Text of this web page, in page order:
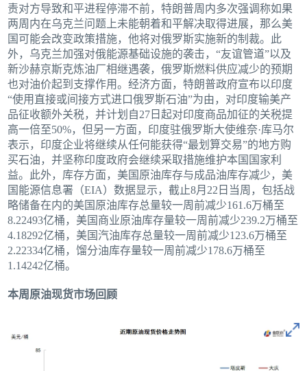
责对方导致和平进程停滞不前，特朗普周内多次强调称如果
两周内在乌克兰问题上未能朝着和平解决取得进展，那么美
国可能会改变政策措施，他将对俄罗斯实施新的制裁。此
外，乌克兰加强对俄能源基础设施的袭击，“友谊管道”以及
新沙赫京斯克炼油厂相继遇袭，俄罗斯燃料供应减少的预期
也对油价起到支撑作用。经济方面，特朗普政府宣布以印度
“使用直接或间接方式进口俄罗斯石油”为由，对印度输美产
品征收额外关税，并计划自27日起对印度商品加征的关税提
高一倍至50%，但另一方面，印度驻俄罗斯大使维奈·库马尔
表示，印度企业将继续从任何能获得“最划算交易”的地方购
买石油，并坚称印度政府会继续采取措施维护本国国家利
益。此外，库存方面，美国原油库存与成品油库存减少，美
国能源信息署（EIA）数据显示，截止8月22日当周，包括战
略储备在内的美国原油库存总量较一周前减少161.6万桶至
8.22493亿桶，美国商业原油库存量较一周前减少239.2万桶至
4.18292亿桶，美国汽油库存总量较一周前减少123.6万桶至
2.22334亿桶，馏分油库存量较一周前减少178.6万桶至
1.14242亿桶。
本周原油现货市场回顾